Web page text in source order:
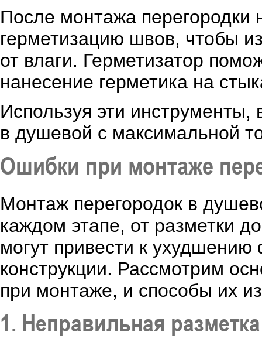
После монтажа
герметизацию швов, чтобы
от влаги. Герметизатор
нанесение герметика на
Используя эти
в душевой с максимальной
Ошибки при монтаже
Монтаж перегородок в
каждом этапе, от разметки
могут привести к ухудшению
конструкции. Рассмотрим
при монтаже, и способы их
1. Неправильная